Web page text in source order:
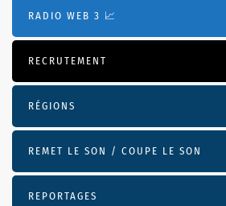
RADIO WEB 3 📈
RECRUTEMENT
RÉGIONS
REMET LE SON / COUPE LE SON
REPORTAGES